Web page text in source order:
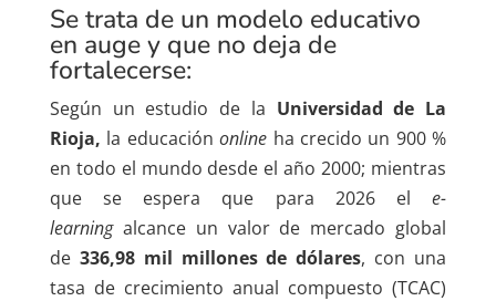
Se trata de un modelo educativo
en auge y que no deja de
fortalecerse:
Según un estudio de la Universidad de La
Rioja, la educaciónonline ha crecido un 900 %
en todo el mundo desde el año 2000; mientras
que se espera que para 2026ele-
learning alcance un valor de mercado global
de 336,98 mil millones de dólares, con una
tasa de crecimiento anual compuesto (TCAC)